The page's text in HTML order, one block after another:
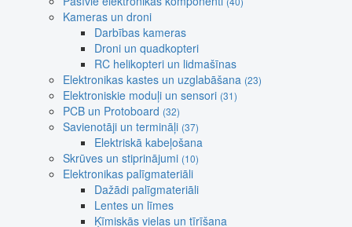
Kameras un droni
Darbības kameras
Droni un quadkopteri
RC helikopteri un lidmašīnas
Elektronikas kastes un uzglabāšana (23)
Elektroniskie moduļi un sensori (31)
PCB un Protoboard (32)
Savienotāji un termināļi (37)
Elektriskā kabeļošana
Skrūves un stiprinājumi (10)
Elektronikas palīgmateriāli
Dažādi palīgmateriāli
Lentes un līmes
Ķīmiskās vielas un tīrīšana